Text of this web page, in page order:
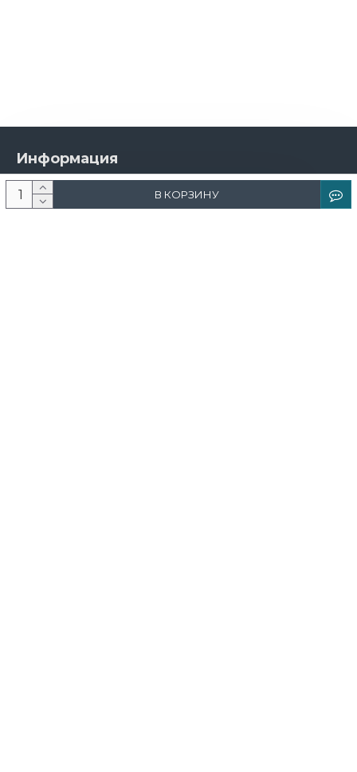
В КОРЗИНУ
Информация
О компании
Новости и акции